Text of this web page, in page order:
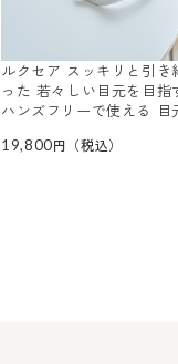
ルクセア スッキリと引き
った 若々しい目元を目指
ハンズフリーで使える 目
ー 目元シート６０枚付セ
19,800